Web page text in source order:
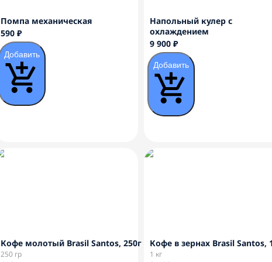
Помпа механическая
590 ₽
Добавить
Напольный кулер с
охлаждением
9 900 ₽
Добавить
Кофе молотый Brasil Santos, 250г
250 гр
Кофе в зернах Brasil Santos,
1 кг